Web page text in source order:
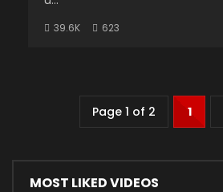
39.6K 623
Page 1 of 2 1
MOST LIKED VIDEOS